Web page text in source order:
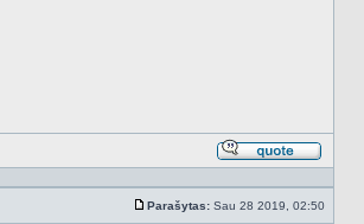
Atsakyti
Standartinė
Parašytas: Sau 28 2019, 02:50